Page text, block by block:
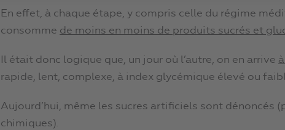
En effet, à chaque étape, y compris celle du régime
consomme de moins en moins de produits sucrés et
Il était donc logique que, un jour où l’autre, on en arrive
rapide, lent, complexe, à index glycémique élevé ou
Aujourd’hui, même les sucres artificiels sont dénoncés
chimiques).